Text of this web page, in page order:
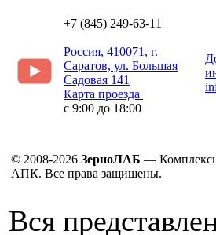
+7 (845) 249-63-11
Россия, 410071, г.
Саратов, ул. Большая
Садовая 141
Карта проезда
с 9:00 до 18:00
© 2008-2026 ЗерноЛАБ —
АПК. Все права защищены.
Вся